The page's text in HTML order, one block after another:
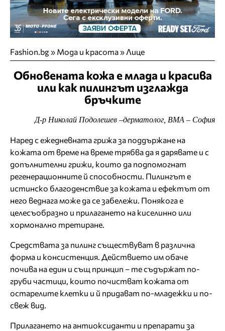
Fashion.bg» Мода и красота» Лице
Обновената кожа е млада и красива
или как пилингът изглажда
бръчките
Д-р Николай Подолешев –дерматолог, ВМА – София
Наред с ежедневната грижа за поддържане на
кожата от време на време трябва да я дарявате и с
допълнителни грижи, които да подпомогнат
регенерационните й способности. Пилингът е
истинско благоденствие за кожата и ефектът от
него веднага може да се забележи. Понякога е
целесъобразно и прилагането на киселинно или
хормонално третиране.
Средствата за пилинг съществуват в различна
форма и консистенция. Действието им обаче
почива на един и същ принцип – те съдържат по-
груби частици, които почистват кожата от
остарелите клетки и й придават по-младежки и по-
свеж вид.
Прилагането на антиоксиданти и препарати за